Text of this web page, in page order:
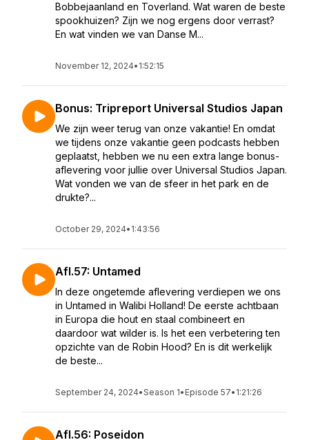
Bobbejaanland en Toverland. Wat waren de beste
spookhuizen? Zijn we nog ergens door verrast?
En wat vinden we van Danse M...
November 12, 2024• 1:52:15
Bonus: Tripreport Universal Studios Japan
We zijn weer terug van onze vakantie! En omdat
we tijdens onze vakantie geen podcasts hebben
geplaatst, hebben we nu een extra lange bonus-
aflevering voor jullie over Universal Studios Japan.
Wat vonden we van de sfeer in het park en de
drukte?...
October 29, 2024• 1:43:56
Afl.57: Untamed
In deze ongetemde aflevering verdiepen we ons
in Untamed in Walibi Holland! De eerste achtbaan
in Europa die hout en staal combineert en
daardoor wat wilder is. Is het een verbetering ten
opzichte van de Robin Hood? En is dit werkelijk
de beste...
September 24, 2024•Season 1• Episode 57• 1:21:26
Afl.56: Poseidon